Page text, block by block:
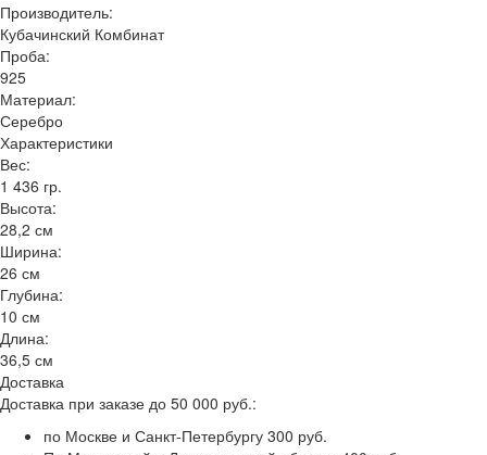
Производитель:
Кубачинский Комбинат
Проба:
925
Материал:
Серебро
Характеристики
Вес:
1 436 гр.
Высота:
28,2 см
Ширина:
26 см
Глубина:
10 см
Длина:
36,5 см
Доставка
Доставка при заказе до 50 000 руб.:
по Москве и Санкт-Петербургу 300 руб.